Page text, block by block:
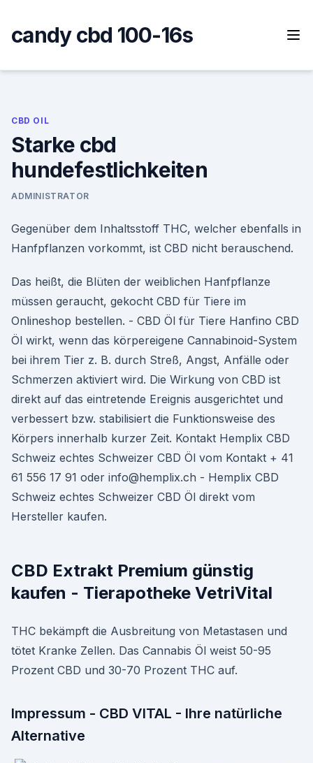
content
candy cbd 100-16s
CBD OIL
Starke cbd
hundefestlichkeiten
ADMINISTRATOR
Gegenüber dem Inhaltsstoff THC, welcher ebenfalls in
Hanfpflanzen vorkommt, ist CBD nicht berauschend.
Das heißt, die Blüten der weiblichen Hanfpflanze
müssen geraucht, gekocht CBD für Tiere im
Onlineshop bestellen. - CBD Öl für Tiere Hanfino CBD
Öl wirkt, wenn das körpereigene Cannabinoid-System
bei ihrem Tier z. B. durch Streß, Angst, Anfälle oder
Schmerzen aktiviert wird. Die Wirkung von CBD ist
direkt auf das eintretende Ereignis ausgerichtet und
verbessert bzw. stabilisiert die Funktionsweise des
Körpers innerhalb kurzer Zeit. Kontakt Hemplix CBD
Schweiz echtes Schweizer CBD Öl vom Kontakt + 41
61 556 17 91 oder info@hemplix.ch - Hemplix CBD
Schweiz echtes Schweizer CBD Öl direkt vom
Hersteller kaufen.
CBD Extrakt Premium günstig
kaufen - Tierapotheke VetriVital
THC bekämpft die Ausbreitung von Metastasen und
tötet Kranke Zellen. Das Cannabis Öl weist 50-95
Prozent CBD und 30-70 Prozent THC auf.
Impressum - CBD VITAL - Ihre natürliche
Alternative